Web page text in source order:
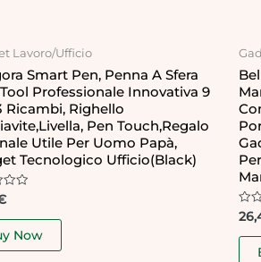
Lavoro/Ufficio
Smart Pen, Penna A Sfera
Professionale Innovativa 9
Ricambi, Righello
Pen Touch,Regalo
Utile Per Uomo Papà,
Tecnologico Ufficio(Black)
Now
0
out